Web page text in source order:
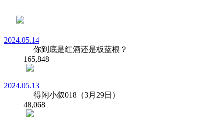
2024.05.14
你到底是红酒还是板蓝根？
165,848
2024.05.13
得闲小叙018（3月29日）
48,068